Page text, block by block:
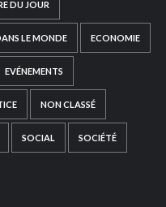
DU JOUR
LE MONDE ECONOMIE
EVÉNEMENTS
NON CLASSÉ
SOCIAL SOCIÉTÉ